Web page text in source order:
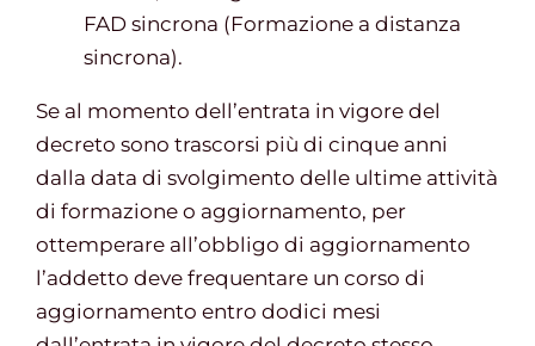
FAD sincrona (Formazione a distanza
sincrona).
Se al momento dell’entrata in vigore del
decreto sono trascorsi più di cinque anni
dalla data di svolgimento delle ultime attività
di formazione o aggiornamento, per
ottemperare all’obbligo di aggiornamento
l’addetto deve frequentare un corso di
aggiornamento entro dodici mesi